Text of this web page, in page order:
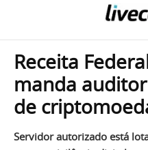
Receita
manda
de
Servidor autorizado está